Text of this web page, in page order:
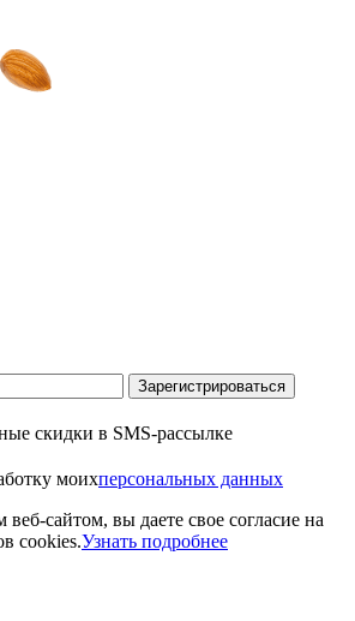
Зарегистрироваться
скидки в SMS-рассылке
моихперсональных данных
сайтом, вы даете свое согласие на
cookies.Узнать подробнее